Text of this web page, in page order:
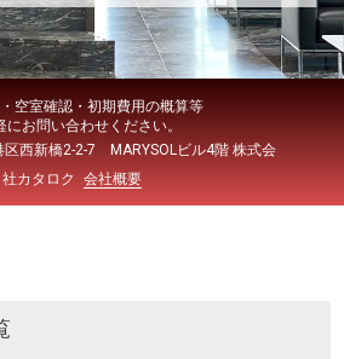
空室確認・初期費用の概算等
にお問い合わせください。
西新橋2-2-7 MARYSOLビル4階 株式会
社カタロク
会社概要